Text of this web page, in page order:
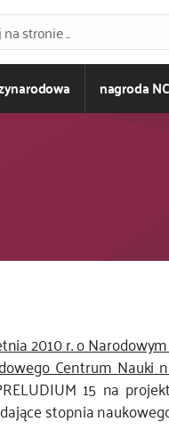
nagroda
2010 r. o
Centrum Nauki
15 na
stopnia